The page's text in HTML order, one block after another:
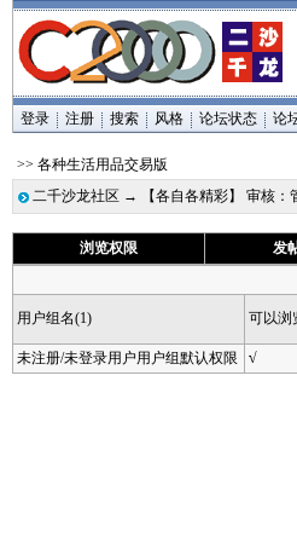
登录 注册 搜索 风格 论坛状态 论
>> 各种生活用品交易版
二千沙龙社区 → 【各自各精彩】 审核
浏览权限 发
用户组名(1) 可以浏
未注册/未登录用户用户组默认权限
√